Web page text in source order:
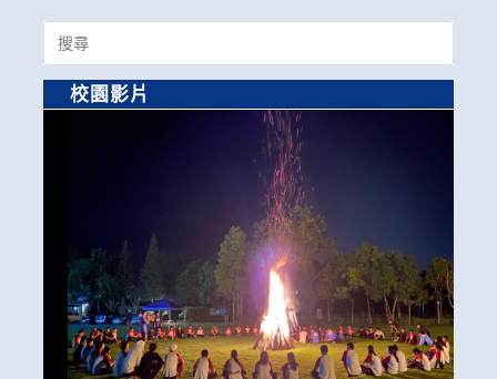
Search
for:
校園影片